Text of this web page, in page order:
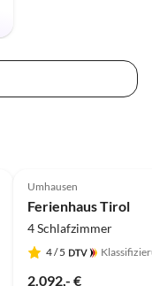
Umhausen
Ferienhaus Tirol
4 Schlafzimmer
4/ 5
2.092,- €